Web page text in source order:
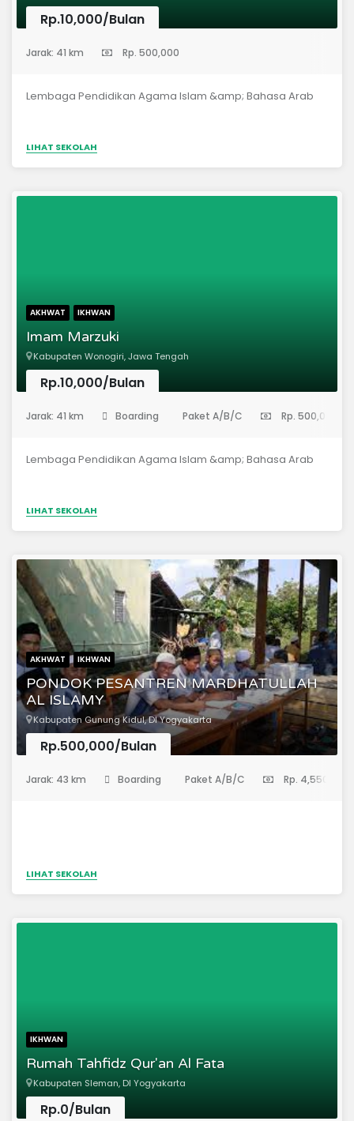
Rp.10,000/Bulan
Jarak: 41 km Rp. 500,000
Lembaga Pendidikan Agama Islam &amp; Bahasa Arab
LIHAT SEKOLAH
AKHWAT IKHWAN
Imam Marzuki
Kabupaten Wonogiri, Jawa Tengah
Rp.10,000/Bulan
Jarak: 41 km Boarding Paket A/B/C Rp. 500,000
Lembaga Pendidikan Agama Islam &amp; Bahasa Arab
LIHAT SEKOLAH
AKHWAT IKHWAN
PONDOK PESANTREN MARDHATULLAH
AL ISLAMY
Kabupaten Gunung Kidul, DI Yogyakarta
Rp.500,000/Bulan
Jarak: 43 km Boarding Paket A/B/C Rp. 4,550,000
LIHAT SEKOLAH
IKHWAN
Rumah Tahfidz Qur'an Al Fata
Kabupaten Sleman, DI Yogyakarta
Rp.0/Bulan